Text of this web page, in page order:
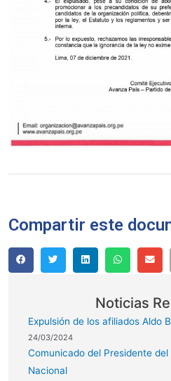
Compartir este
Noticias
Expulsión de los afiliados Aldo
24/03/2024
Comunicado del Presidente
Nacional